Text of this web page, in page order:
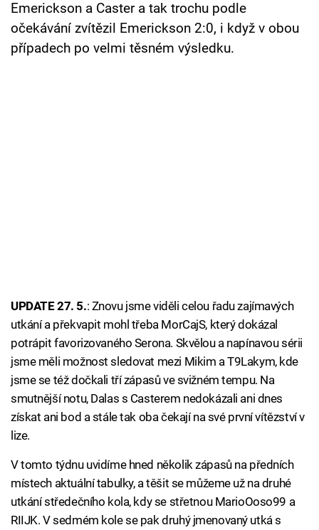
Emerickson a Caster a tak trochu podle
očekávání zvítězil Emerickson 2:0, i když v obou
případech po velmi těsném výsledku.
UPDATE 27. 5.: Znovu jsme viděli celou řadu zajímavých
utkání a překvapit mohl třeba MorCajS, který dokázal
potrápit favorizovaného Serona. Skvělou a napínavou sérii
jsme měli možnost sledovat mezi Mikim a T9Lakym, kde
jsme se též dočkali tří zápasů ve svižném tempu. Na
smutnější notu, Dalas s Casterem nedokázali ani dnes
získat ani bod a stále tak oba čekají na své první vítězství v
lize.
V tomto týdnu uvidíme hned několik zápasů na předních
místech aktuální tabulky, a těšit se můžeme už na druhé
utkání středečního kola, kdy se střetnou MarioOoso99 a
RIIJK. V sedmém kole se pak druhý jmenovaný utká s